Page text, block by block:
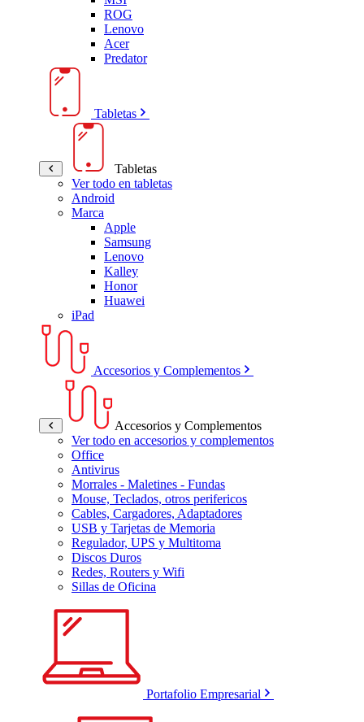
ROG
Lenovo
Acer
Predator
Tabletas
Tabletas
Ver todo en tabletas
Android
Marca
Apple
Samsung
Lenovo
Kalley
Honor
Huawei
iPad
Accesorios y Complementos
Accesorios y Complementos
Ver todo en accesorios y complementos
Office
Antivirus
Morrales - Maletines - Fundas
Mouse, Teclados, otros perifericos
Cables, Cargadores, Adaptadores
USB y Tarjetas de Memoria
Regulador, UPS y Multitoma
Discos Duros
Redes, Routers y Wifi
Sillas de Oficina
Portafolio Empresarial